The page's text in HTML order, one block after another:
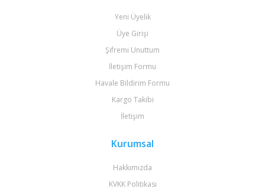
Yeni Üyelik
Üye Girişi
Şifremi Unuttum
İletişim Formu
Havale Bildirim Formu
Kargo Takibi
İletişim
Kurumsal
Hakkımızda
KVKK Politikası